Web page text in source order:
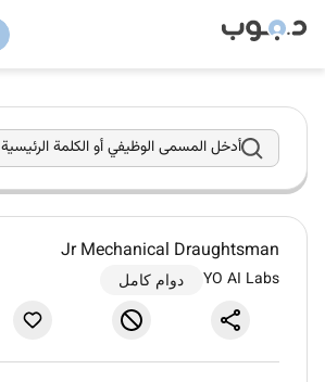
أدخل المسمى الوظيفي أو الكلمة الرئيسية
Jr Mechanical Draughtsman
YO AI Labs دوام كامل